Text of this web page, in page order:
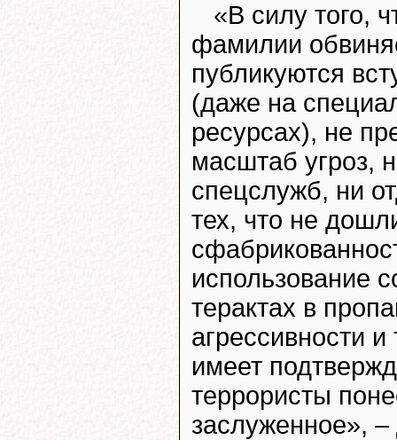
«В силу того,
фамилии
публикуются
(даже на
ресурсах), не
масштаб угроз,
спецслужб, ни
тех, что не
использование
терактах в
агрессивности
имеет
террористы
заслуженное»,